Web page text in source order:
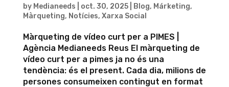
by Medianeeds oct. 30, 2025| Blog, Márketing,
Màrqueting, Notícies, Xarxa Social
Màrqueting de vídeo curt per a PIMES |
Agència Medianeeds Reus El màrqueting de
vídeo curt per a pimes ja no és una
tendència: és el present. Cada dia, milions de
persones consumeixen contingut en format